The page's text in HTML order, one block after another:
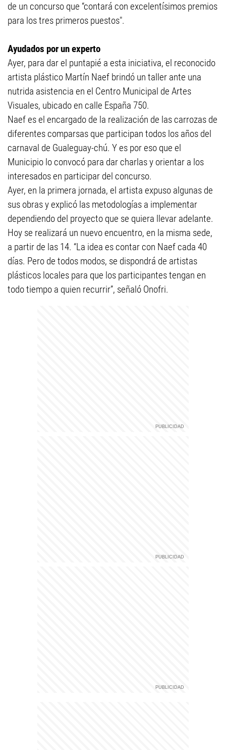
de un concurso que “contará con excelentísimos premios
para los tres primeros puestos".
Ayudados por un experto
Ayer, para dar el puntapié a esta iniciativa, el reconocido
artista plástico Martín Naef brindó un taller ante una
nutrida asistencia en el Centro Municipal de Artes
Visuales, ubicado en calle España 750.
Naef es el encargado de la realización de las carrozas de
diferentes comparsas que participan todos los años del
carnaval de Gualeguay-chú. Y es por eso que el
Municipio lo convocó para dar charlas y orientar a los
interesados en participar del concurso.
Ayer, en la primera jornada, el artista expuso algunas de
sus obras y explicó las metodologías a implementar
dependiendo del proyecto que se quiera llevar adelante.
Hoy se realizará un nuevo encuentro, en la misma sede,
a partir de las 14. “La idea es contar con Naef cada 40
días. Pero de todos modos, se dispondrá de artistas
plásticos locales para que los participantes tengan en
todo tiempo a quien recurrir”, señaló Onofri.